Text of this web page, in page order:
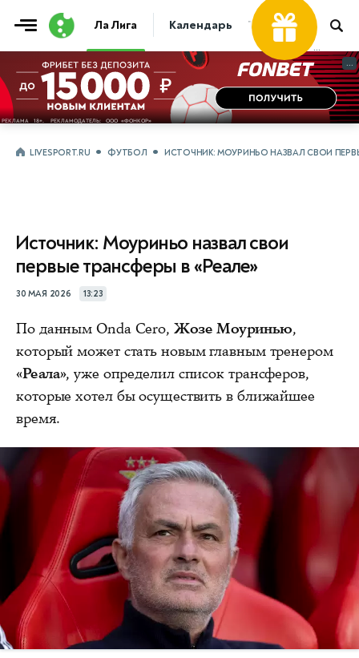
Ла Лига Календарь Таблица
...
...
LIVESPORT.RU ФУТБОЛ ИСТОЧНИК: МОУРИНЬО НАЗВАЛ СВОИ
Источник: Моуриньо назвал свои
первые трансферы в «Реале»
30 МАЯ 2026 13:23
По данным Onda Cero, Жозе Моуринью,
который может стать новым главным тренером
«Реала», уже определил список трансферов,
которые хотел бы осуществить в ближайшее
время.